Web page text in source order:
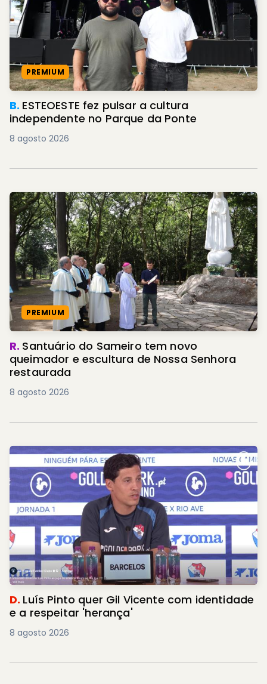
PREMIUM
B. ESTEOESTE fez pulsar a cultura
independente no Parque da Ponte
8 agosto 2026
PREMIUM
R. Santuário do Sameiro tem novo
queimador e escultura de Nossa Senhora
restaurada
8 agosto 2026
D. Luís Pinto quer Gil Vicente com identidade
e a respeitar 'herança'
8 agosto 2026